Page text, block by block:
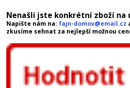
Nenašli jste konkrétní zboží na
Napište nám na: fajn-domov@email.cz
zkusíme sehnat za nejlepší možnou